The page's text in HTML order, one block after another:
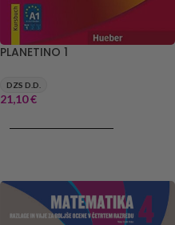
PLANETINO 1
DZS D.D.
21,10€